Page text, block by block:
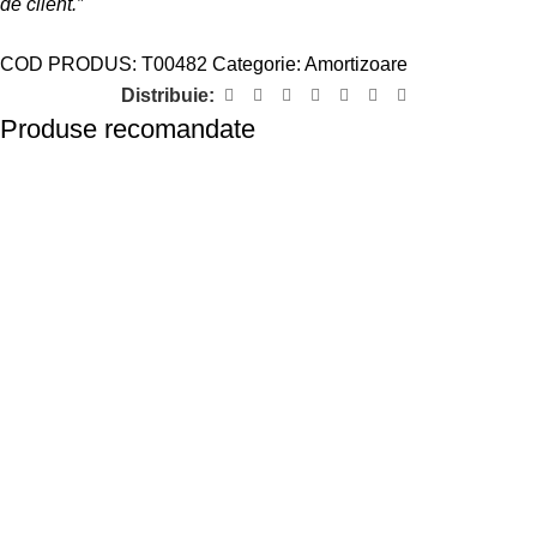
COD PRODUS: T00482 Categorie: Amortizoare
Distribuie:
Produse recomandate